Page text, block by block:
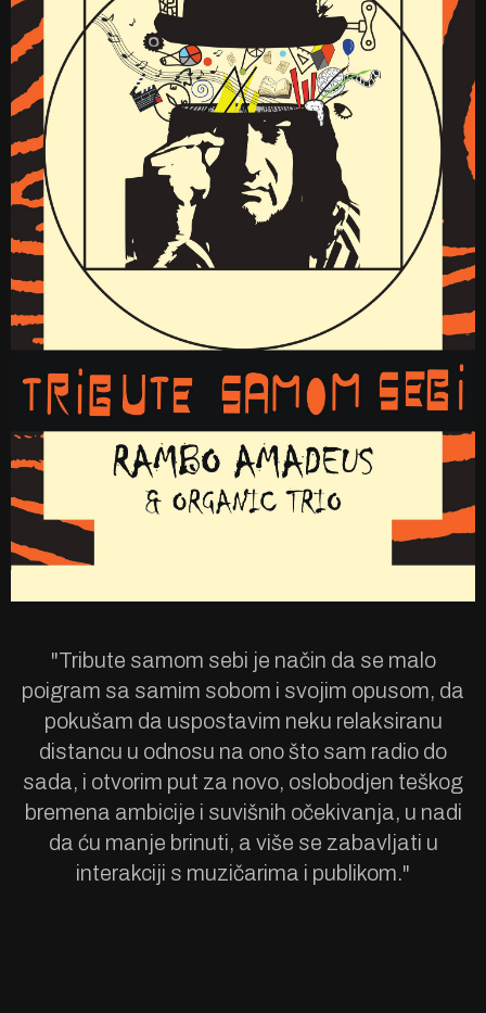
"Tribute samom sebi je način da se malo
poigram sa samim sobom i svojim opusom, da
pokušam da uspostavim neku relaksiranu
distancu u odnosu na ono što sam radio do
sada, i otvorim put za novo, oslobodjen teškog
bremena ambicije i suvišnih očekivanja, u nadi
da ću manje brinuti, a više se zabavljati u
interakciji s muzičarima i publikom."